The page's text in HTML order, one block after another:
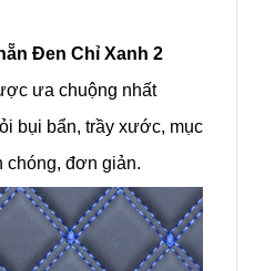
Đen Chỉ Xanh 2
ưa chuộng nhất
bụi bẩn, trầy xước, mục
chóng, đơn giản.